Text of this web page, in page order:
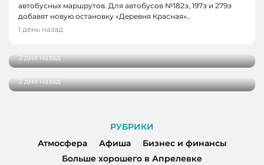
автобусных маршрутов. Для автобусов №182э, 197э и 279э
добавят новую остановку «Деревня Красная»..
1 день назад
НОВОСТИ
В Кузбассе наградили лучших тренеров,
2 дня назад
НОВОСТИ, НОВОСТИ КЕМЕРОВО
годом
2 дня назад
РУБРИКИ
Атмосфера
Афиша
Бизнес и финансы
Больше хорошего в Апрелевке